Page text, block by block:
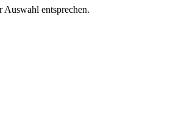
Auswahl entsprechen.